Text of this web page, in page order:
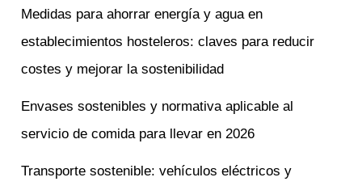
Medidas para ahorrar energía y agua en
establecimientos hosteleros: claves para reducir
costes y mejorar la sostenibilidad
Envases sostenibles y normativa aplicable al
servicio de comida para llevar en 2026
Transporte sostenible: vehículos eléctricos y